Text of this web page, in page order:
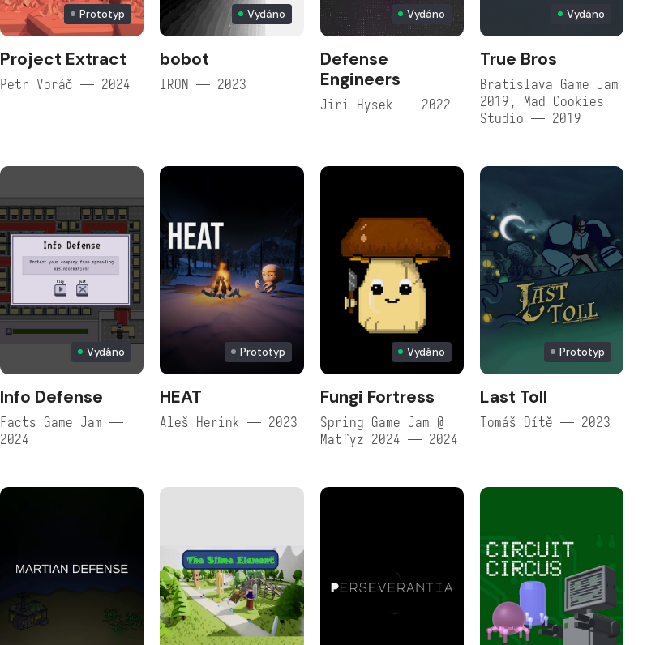
Prototyp
Project Extract
Petr Voráč — 2024
Vydáno
bobot
IRON — 2023
Vydáno
Defense
Engineers
Jiri Hysek — 2022
Vydáno
True Bros
Bratislava Game Jam
2019, Mad Cookies
Studio — 2019
Vydáno
Info Defense
Facts Game Jam —
2024
Prototyp
HEAT
Aleš Herink — 2023
Vydáno
Fungi Fortress
Spring Game Jam @
Matfyz 2024 — 2024
Prototyp
Last Toll
Tomáš Dítě — 2023